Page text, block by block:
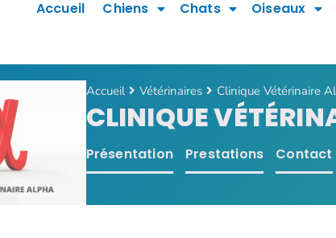
Accueil Chiens Chats Oiseaux
Accueil Vétérinaires Clinique Vétérinaire
CLINIQUE
Présentation Prestations Contact